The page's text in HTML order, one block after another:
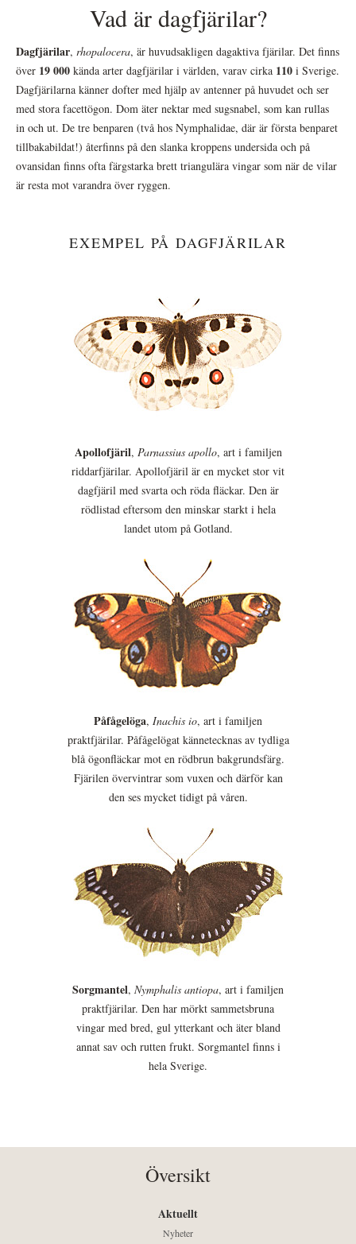
Vad är dagfjärilar?
Dagfjärilar, rhopalocera, är huvudsakligen dagaktiva fjärilar. Det finns
över 19 000 kända arter dagfjärilar i världen, varav cirka 110 i Sverige.
Dagfjärilarna känner dofter med hjälp av antenner på huvudet och ser
med stora facettögon. Dom äter nektar med sugsnabel, som kan rullas
in och ut. De tre benparen (två hos Nymphalidae, där är första benparet
tillbakabildat!) återfinns på den slanka kroppens undersida och på
ovansidan finns ofta färgstarka brett triangulära vingar som när de vilar
är resta mot varandra över ryggen.
EXEMPEL PÅ DAGFJÄRILAR
Apollofjäril, Parnassius apollo, art i familjen
riddarfjärilar. Apollofjäril är en mycket stor vit
dagfjäril med svarta och röda fläckar. Den är
rödlistad eftersom den minskar starkt i hela
landet utom på Gotland.
Påfågelöga, Inachis io, art i familjen
praktfjärilar. Påfågelögat kännetecknas av tydliga
blå ögonfläckar mot en rödbrun bakgrundsfärg.
Fjärilen övervintrar som vuxen och därför kan
den ses mycket tidigt på våren.
Sorgmantel, Nymphalis antiopa, art i familjen
praktfjärilar. Den har mörkt sammetsbruna
vingar med bred, gul ytterkant och äter bland
annat sav och rutten frukt. Sorgmantel finns i
hela Sverige.
Översikt
Aktuellt
Nyheter